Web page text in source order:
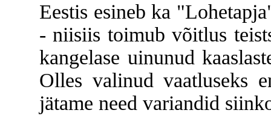
Eestis esineb ka
- niisiis toimub võitlus
kangelase uinunud
Olles valinud vaatluseks
jätame need variandid